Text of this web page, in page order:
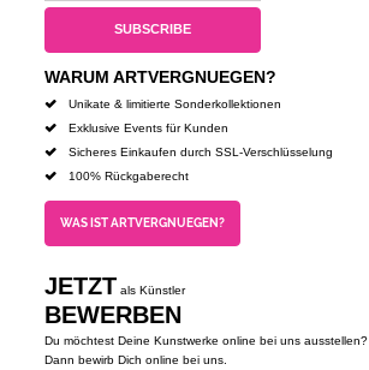
WARUM ARTVERGNUEGEN?
Unikate & limitierte Sonderkollektionen
Exklusive Events für Kunden
Sicheres Einkaufen durch SSL-Verschlüsselung
100% Rückgaberecht
WAS IST ARTVERGNUEGEN?
JETZT als Künstler
BEWERBEN
Du möchtest Deine Kunstwerke online bei uns ausstellen?
Dann bewirb Dich online bei uns.